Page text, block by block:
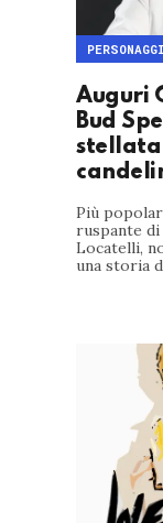
Auguri
Bud
stellata
Più
ruspante
Locatelli,
una storia